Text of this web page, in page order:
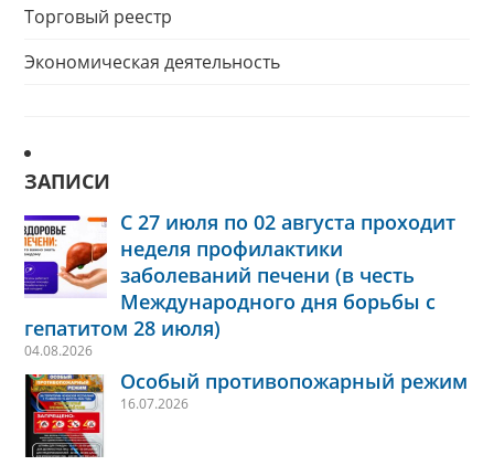
Торговый реестр
Экономическая деятельность
ЗАПИСИ
С 27 июля по 02 августа проходит
неделя профилактики
заболеваний печени (в честь
Международного дня борьбы с
гепатитом 28 июля)
04.08.2026
Особый противопожарный режим
16.07.2026